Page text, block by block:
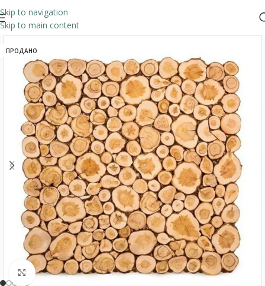
Skip to navigation
Skip to main content
ПРОДАНО
Нажмите, чтобы увеличить